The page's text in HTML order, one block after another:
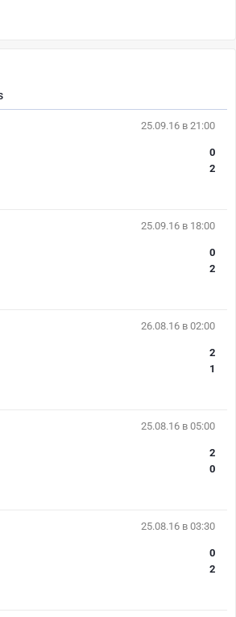
25.09.16 в 21:00
0
2
25.09.16 в 18:00
0
2
26.08.16 в 02:00
2
1
25.08.16 в 05:00
2
0
25.08.16 в 03:30
0
2